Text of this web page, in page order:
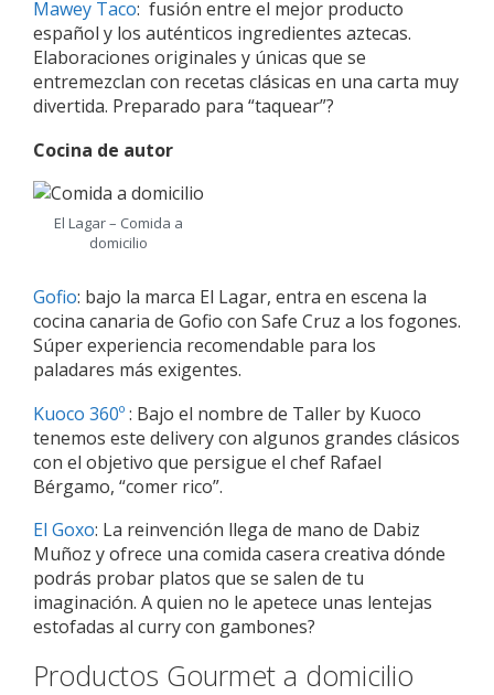
Mawey Taco: fusión entre el mejor producto
español y los auténticos ingredientes aztecas.
Elaboraciones originales y únicas que se
entremezclan con recetas clásicas en una carta muy
divertida. Preparado para “taquear”?
Cocina de autor
El Lagar – Comida a
domicilio
Gofio: bajo la marca El Lagar, entra en escena la
cocina canaria de Gofio con Safe Cruz a los fogones.
Súper experiencia recomendable para los
paladares más exigentes.
Kuoco 360º: Bajo el nombre de Taller by Kuoco
tenemos este delivery con algunos grandes clásicos
con el objetivo que persigue el chef Rafael
Bérgamo, “comer rico”.
El Goxo: La reinvención llega de mano de Dabiz
Muñoz y ofrece una comida casera creativa dónde
podrás probar platos que se salen de tu
imaginación. A quien no le apetece unas lentejas
estofadas al curry con gambones?
Productos Gourmet a domicilio